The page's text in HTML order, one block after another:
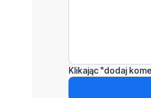
Klikając "dodaj